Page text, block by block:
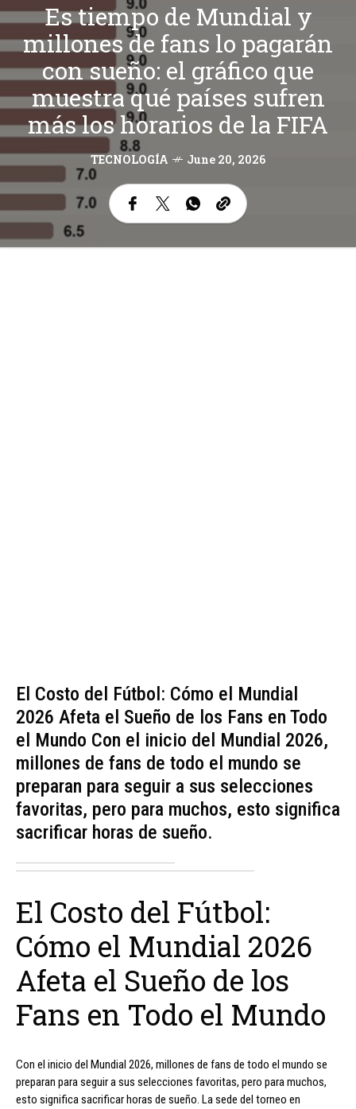
Es tiempo de Mundial y
millones de fans lo pagarán
con sueño: el gráfico que
muestra qué países sufren
más los horarios de la FIFA
TECNOLOGÍA June 20, 2026
El Costo del Fútbol: Cómo el Mundial
2026 Afeta el Sueño de los Fans en Todo
el Mundo Con el inicio del Mundial 2026,
millones de fans de todo el mundo se
preparan para seguir a sus selecciones
favoritas, pero para muchos, esto significa
sacrificar horas de sueño.
El Costo del Fútbol:
Cómo el Mundial 2026
Afeta el Sueño de los
Fans en Todo el Mundo
Con el inicio del Mundial 2026, millones de fans de todo el mundo se
preparan para seguir a sus selecciones favoritas, pero para muchos,
esto significa sacrificar horas de sueño. La sede del torneo en